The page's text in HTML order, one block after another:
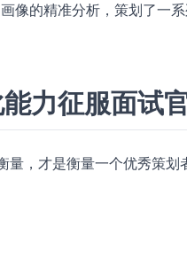
像的精准分析，策划了一系
力征服面试
量，才是衡量一个优秀策划